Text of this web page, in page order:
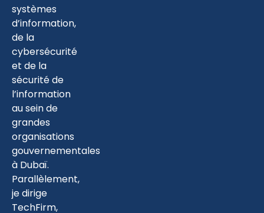
systèmes
d’information,
de la
cybersécurité
et de la
sécurité de
l’information
au sein de
grandes
organisations
gouvernementales
à Dubaï.
Parallèlement,
je dirige
TechFirm,